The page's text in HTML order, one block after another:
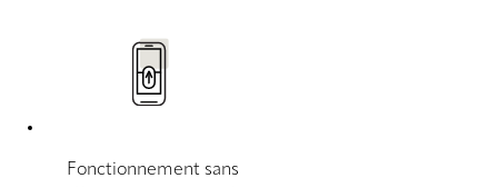
Fonctionnement sans